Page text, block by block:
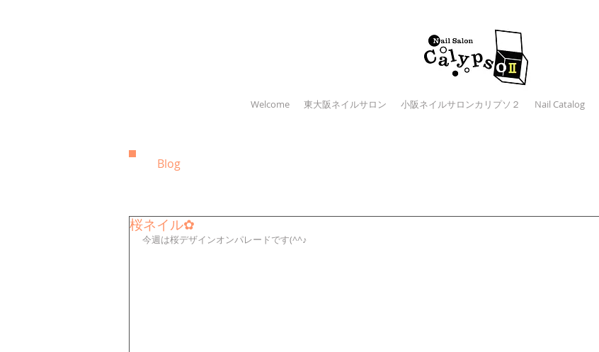
Welcome 東大阪ネイルサロン 小阪ネイルサロンカリプソ２ Nail Catalog
Blog
桜ネイル✿
今週は桜デザインオンパレードです(^^♪